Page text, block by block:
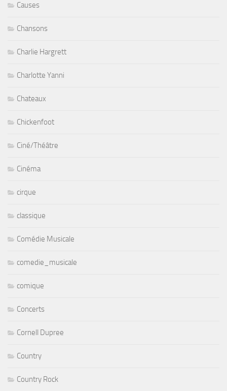
Causes
Chansons
Charlie Hargrett
Charlotte Yanni
Chateaux
Chickenfoot
Ciné/Théâtre
Cinéma
cirque
classique
Comédie Musicale
comedie_musicale
comique
Concerts
Cornell Dupree
Country
Country Rock